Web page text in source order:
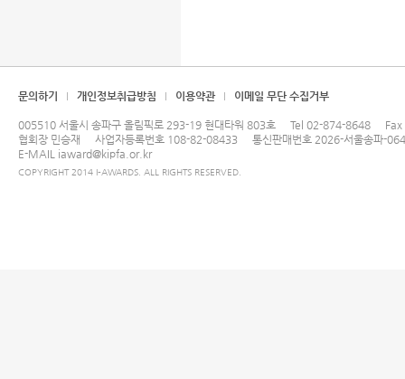
문의하기 개인정보취급방침 이용약관 이메일 무단 수집거부
005510 서울시 송파구 올림픽로 293-19 현대타워 803호 Tel 02-874-8648
협회장 민승재
사업자등록번호 108-82-08433
통신판매번호 2026-서울송파-
E-MAIL iaward@kipfa.or.kr
COPYRIGHT 2014 I-AWARDS. ALL RIGHTS RESERVED.